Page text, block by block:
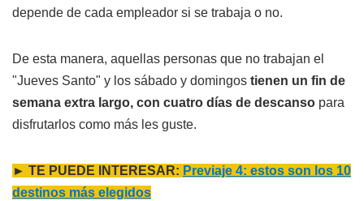
depende de cada empleador si se trabaja o no.
De esta manera, aquellas personas que no trabajan el
"Jueves Santo" y los sábado y domingos tienen un fin de
semana extra largo, con cuatro días de descanso para
disfrutarlos como más les guste.
► TE PUEDE INTERESAR: Previaje 4: estos son los 10
destinos más elegidos